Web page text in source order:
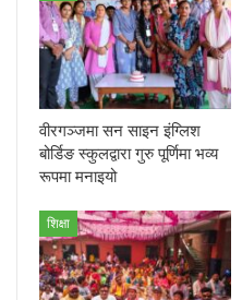
वीरगञ्जमा सन साइन इंग्लिश
बोर्डिङ स्कुलद्वारा गुरु पूर्णिमा भव्य
रूपमा मनाइयो
शिक्षा